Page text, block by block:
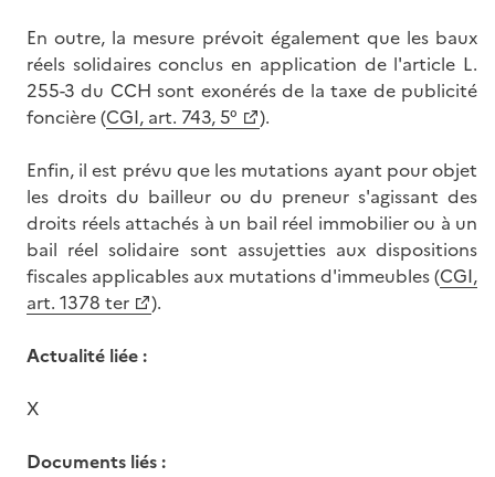
En outre, la mesure prévoit également que les baux
réels solidaires conclus en application de l'article L.
255-3 du CCH sont exonérés de la taxe de publicité
foncière (CGI, art. 743, 5°
).
Enfin, il est prévu que les mutations ayant pour objet
les droits du bailleur ou du preneur s'agissant des
droits réels attachés à un bail réel immobilier ou à un
bail réel solidaire sont assujetties aux dispositions
fiscales applicables aux mutations d'immeubles (CGI,
art. 1378 ter
).
Actualité liée :
X
Documents liés :